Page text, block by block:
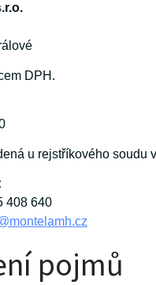
DPH.
u rejstříkového soudu
408 640
pojmů